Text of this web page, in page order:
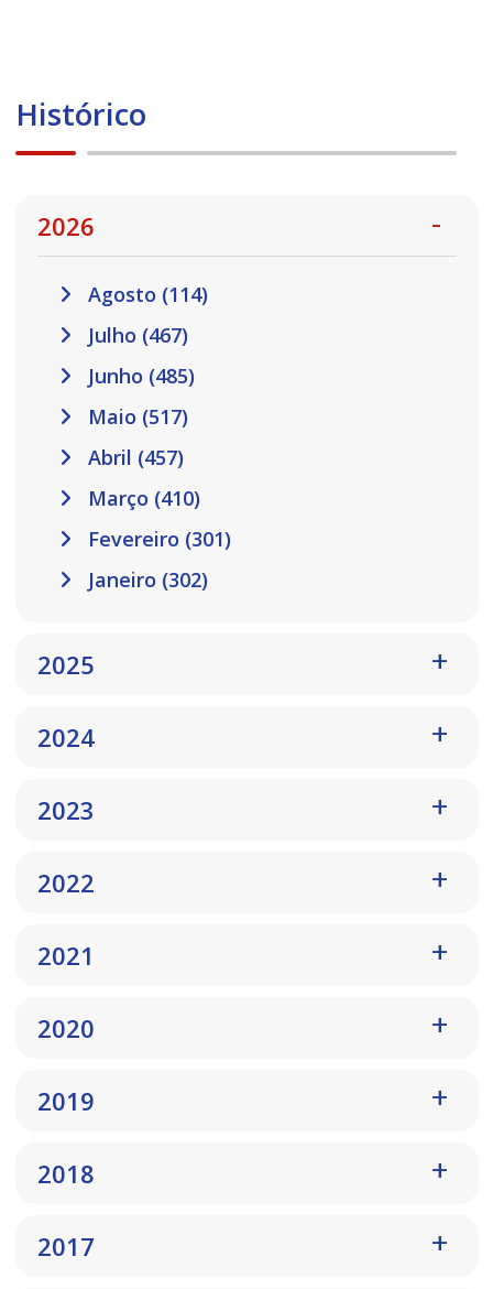
Histórico
2026
Agosto (114)
Julho (467)
Junho (485)
Maio (517)
Abril (457)
Março (410)
Fevereiro (301)
Janeiro (302)
2025
2024
2023
2022
2021
2020
2019
2018
2017